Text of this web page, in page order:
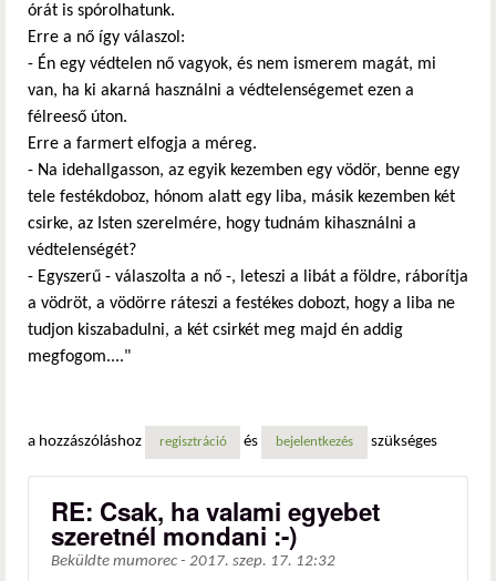
órát is spórolhatunk.
Erre a nő így válaszol:
- Én egy védtelen nő vagyok, és nem ismerem magát, mi
van, ha ki akarná használni a védtelenségemet ezen a
félreeső úton.
Erre a farmert elfogja a méreg.
- Na idehallgasson, az egyik kezemben egy vödör, benne egy
tele festékdoboz, hónom alatt egy liba, másik kezemben két
csirke, az Isten szerelmére, hogy tudnám kihasználni a
védtelenségét?
- Egyszerű - válaszolta a nő -, leteszi a libát a földre, ráborítja
a vödröt, a vödörre ráteszi a festékes dobozt, hogy a liba ne
tudjon kiszabadulni, a két csirkét meg majd én addig
megfogom...."
a hozzászóláshoz regisztráció és bejelentkezés szükséges
RE: Csak, ha valami egyebet
szeretnél mondani :-)
Beküldte mumorec - 2017. szep. 17. 12:32